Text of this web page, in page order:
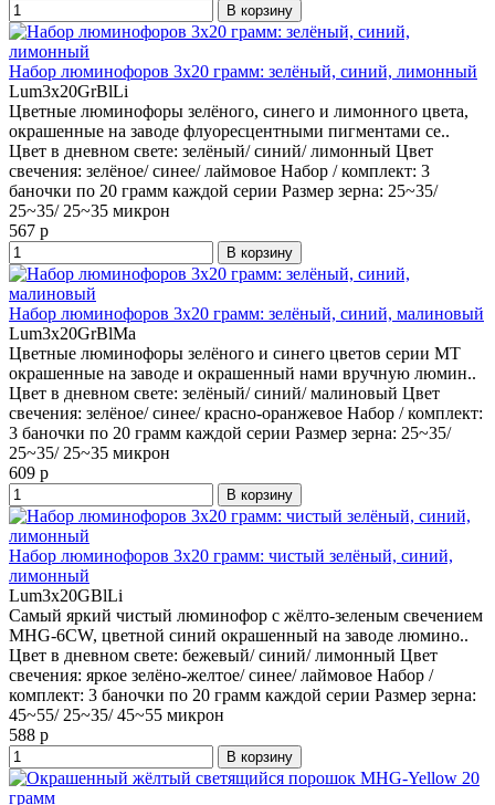
В корзину
Набор люминофоров 3x20 грамм: зелёный, синий, лимонный
Lum3x20GrBlLi
Цветные люминофоры зелёного, синего и лимонного цвета,
окрашенные на заводе флуоресцентными пигментами се..
Цвет в дневном свете: зелёный/ синий/ лимонный Цвет
свечения: зелёное/ синее/ лаймовое Набор / комплект: 3
баночки по 20 грамм каждой серии Размер зерна: 25~35/
25~35/ 25~35 микрон
567 р
В корзину
Набор люминофоров 3x20 грамм: зелёный, синий, малиновый
Lum3x20GrBlMa
Цветные люминофоры зелёного и синего цветов серии MT
окрашенные на заводе и окрашенный нами вручную люмин..
Цвет в дневном свете: зелёный/ синий/ малиновый Цвет
свечения: зелёное/ синее/ красно-оранжевое Набор / комплект:
3 баночки по 20 грамм каждой серии Размер зерна: 25~35/
25~35/ 25~35 микрон
609 р
В корзину
Набор люминофоров 3x20 грамм: чистый зелёный, синий,
лимонный
Lum3x20GBlLi
Самый яркий чистый люминофор с жёлто-зеленым свечением
MHG-6CW, цветной синий окрашенный на заводе люмино..
Цвет в дневном свете: бежевый/ синий/ лимонный Цвет
свечения: яркое зелёно-желтое/ синее/ лаймовое Набор /
комплект: 3 баночки по 20 грамм каждой серии Размер зерна:
45~55/ 25~35/ 45~55 микрон
588 р
В корзину